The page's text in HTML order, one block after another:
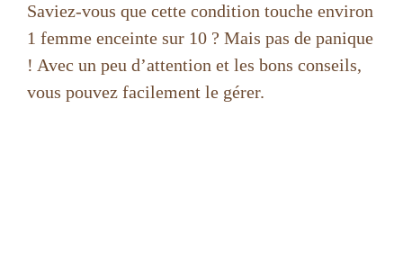
Saviez-vous que cette condition touche environ
1 femme enceinte sur 10 ? Mais pas de panique
! Avec un peu d’attention et les bons conseils,
vous pouvez facilement le gérer.